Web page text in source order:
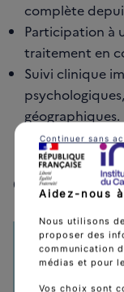
complète
Participation à
traitement en
Suivi clinique
géographiques.
Carte des
+
−
Aidez-nous
Nous utilisons
proposer des
communication
médias et pour
Vos choix sont
Continuer sans